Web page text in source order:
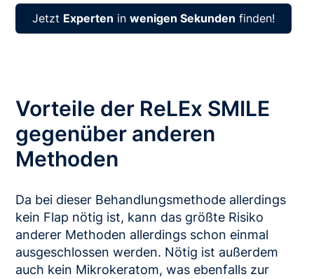
Jetzt Experten inwenigen Sekunden finden!
Vorteile der ReLEx SMILE
gegenüber anderen
Methoden
Da bei dieser Behandlungsmethode allerdings
kein Flap nötig ist, kann das größte Risiko
anderer Methoden allerdings schon einmal
ausgeschlossen werden. Nötig ist außerdem
auch kein Mikrokeratom, was ebenfalls zur